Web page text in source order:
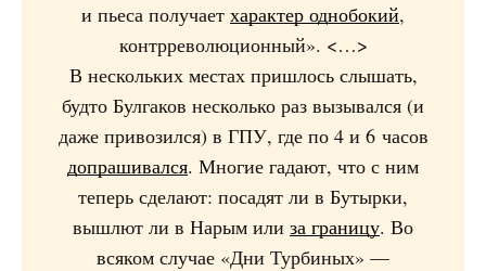
и пьеса получает характер однобокий,
контрреволюционный». <…>
В нескольких местах пришлось слышать,
будто Булгаков несколько раз вызывался (и
даже привозился) в ГПУ, где по 4 и 6 часов
допрашивался. Многие гадают, что с ним
теперь сделают: посадят ли в Бутырки,
вышлют ли в Нарым или за границу. Во
всяком случае «Дни Турбиных» —